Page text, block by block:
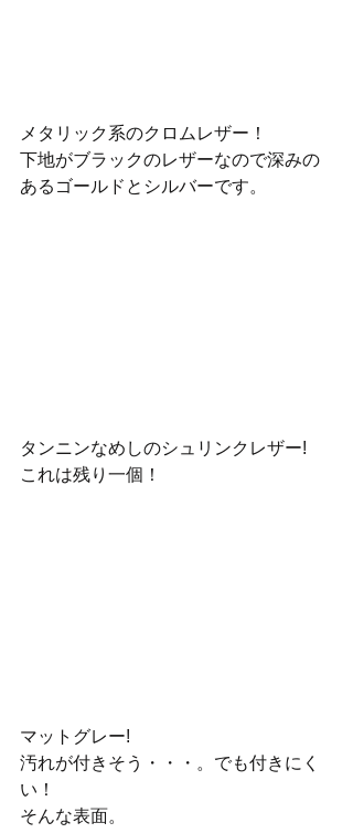
メタリック系のクロムレザー！
下地がブラックのレザーなので深みの
あるゴールドとシルバーです。
タンニンなめしのシュリンクレザー!
これは残り一個！
マットグレー!
汚れが付きそう・・・。でも付きにく
い！
そんな表面。